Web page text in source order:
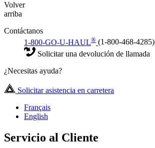
Volver
arriba
Contáctanos
1-800-GO-U-HAUL® (1-800-468-4285)
Solicitar una devolución de llamada
¿Necesitas ayuda?
Solicitar asistencia en carretera
Français
English
Servicio al Cliente